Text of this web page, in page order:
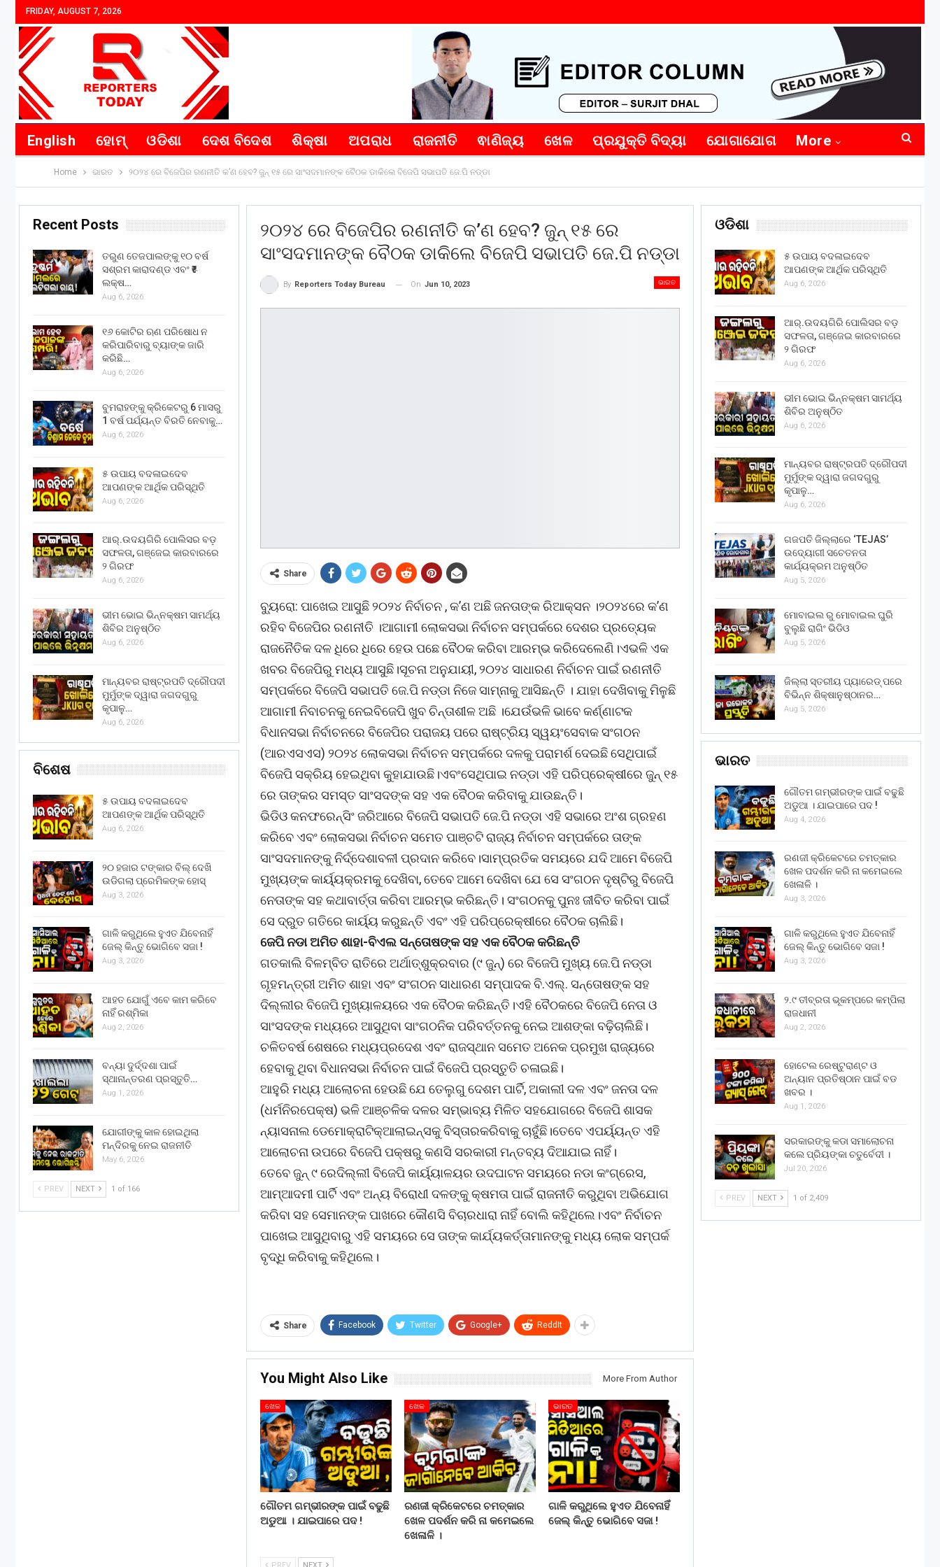
FRIDAY, AUGUST 7, 2026
English ହୋମ୍ ଓଡିଶା ଦେଶ ବିଦେଶ ଶିକ୍ଷା ଅପରାଧ ରାଜନୀତି ଵାଣିଜ୍ୟ ଖେଳ ପ୍ରଯୁକ୍ତି ବିଦ୍ୟା ଯୋଗାଯୋଗ More
Home ଭାରତ ୨୦୨୪ ରେ ବିଜେପିର ରଣନୀତି କ’ଣ ହେବ? ଜୁନ୍ ୧୫ ରେ ସାଂସଦମାନଙ୍କ ବୈଠକ ଡାକିଲେ ବିଜେପି ସଭାପତି ଜେ.ପି ନଡ୍ଡା
୨୦୨୪ ରେ ବିଜେପିର ରଣନୀତି କ’ଣ ହେବ? ଜୁନ୍ ୧୫ ରେ
ସାଂସଦମାନଙ୍କ ବୈଠକ ଡାକିଲେ ବିଜେପି ସଭାପତି ଜେ.ପି ନଡ୍ଡା
ଭାରତ
By Reporters Today Bureau On Jun 10, 2023
Share
ବ୍ୟୁରୋ: ପାଖେଇ ଆସୁଛି ୨୦୨୪ ନିର୍ବାଚନ , କ’ଣ ଅଛି ଜନତାଙ୍କ ରିଆକ୍ସନ ।୨୦୨୪ରେ କ’ଣ
ରହିବ ବିଜେପିର ରଣନୀତି ।ଆଗାମୀ ଲୋକସଭା ନିର୍ବାଚନ ସମ୍ପର୍କରେ ଦେଶର ପ୍ରତ୍ୟେକ
ରାଜନୈତିକ ଦଳ ଧିରେ ଧିରେ ହେଉ ପଛେ ବୈଠକ କରିବା ଆରମ୍ଭ କରିଦେଲେଣି।ଏଭଳି ଏକ
ଖବର ବିଜେପିରୁ ମଧ୍ୟ ଆସୁଛି।ସୂଚନା ଅନୁଯାୟୀ, ୨୦୨୪ ସାଧାରଣ ନିର୍ବାଚନ ପାଇଁ ରଣନୀତି
ସମ୍ପର୍କରେ ବିଜେପି ସଭାପତି ଜେ.ପି ନଡ୍ଡା ନିଜେ ସାମ୍ନାକୁ ଆସିଛନ୍ତି । ଯାହା ଦେଖିବାକୁ ମିଳୁଛି
ଆଗାମୀ ନିବାଚନକୁ ନେଇବିଜେପି ଖୁବ ଚିନ୍ତାଶୀଳ ଅଛି ।ଯେଉଁଭଳି ଭାବେ କର୍ଣ୍ଣାଟକ
ବିଧାନସଭା ନିର୍ବାଚନରେ ବିଜେପିର ପରାଜୟ ପରେ ରାଷ୍ଟ୍ରିୟ ସ୍ୱୟଂସେବାକ ସଂଗଠନ
(ଆରଏସଏସ) ୨୦୨୪ ଲୋକସଭା ନିର୍ବାଚନ ସମ୍ପର୍କରେ ଦଳକୁ ପରାମର୍ଶ ଦେଇଛି ସେଥିପାଇଁ
ବିଜେପି ସକ୍ରିୟ ହେଇଥିବା କୁହାଯାଉଛି।ଏବଂସେଥିପାଇ ନଡ୍ଡା ଏହି ପରିପ୍ରେକ୍ଷୀରେ ଜୁନ୍ ୧୫
ରେ ତାଙ୍କର ସମସ୍ତ ସାଂସଦଙ୍କ ସହ ଏକ ବୈଠକ କରିବାକୁ ଯାଉଛନ୍ତି।
ଭିଡିଓ କନଫରେନ୍ସିଂ ଜରିଆରେ ବିଜେପି ସଭାପତି ଜେ.ପି ନଡ୍ଡା ଏହି ସଭାରେ ଅଂଶ ଗ୍ରହଣ
କରିବେ ଏବଂ ଲୋକସଭା ନିର୍ବାଚନ ସମେତ ପାଞ୍ଚଟି ରାଜ୍ୟ ନିର୍ବାଚନ ସମ୍ପର୍କରେ ତାଙ୍କ
ସାଂସଦମାନଙ୍କୁ ନିର୍ଦ୍ଦେଶାବଳୀ ପ୍ରଦାନ କରିବେ।ସାମ୍ପ୍ରତିକ ସମୟରେ ଯଦି ଆମେ ବିଜେପି
ମୁଖ୍ୟଙ୍କ କାର୍ୟ୍ୟକ୍ରମକୁ ଦେଖିବା, ତେବେ ଆମେ ଦେଖିବା ଯେ ସେ ସଂଗଠନ ଦୃଷ୍ଟିରୁ ବିଜେପି
ନେତାଙ୍କ ସହ କଥାବାର୍ତ୍ତା କରିବା ଆରମ୍ଭ କରିଛନ୍ତି। ସଂଗଠନକୁ ପୁନଃ ଜୀବିତ କରିବା ପାଇଁ
ସେ ଦ୍ରୁତ ଗତିରେ କାର୍ୟ୍ୟ କରୁଛନ୍ତି ଏବଂ ଏହି ପରିପ୍ରେକ୍ଷୀରେ ବୈଠକ ଚାଲିଛି।
ଜେପି ନଡା ଅମିତ ଶାହା-ବିଏଲ ସନ୍ତୋଷଙ୍କ ସହ ଏକ ବୈଠକ କରିଛନ୍ତି
ଗତକାଲି ବିଳମ୍ବିତ ରାତିରେ ଅର୍ଥାତ୍ଶୁକ୍ରବାର (୯ ଜୁନ୍) ରେ ବିଜେପି ମୁଖ୍ୟ ଜେ.ପି ନଡ୍ଡା
ଗୃହମନ୍ତ୍ରୀ ଅମିତ ଶାହା ଏବଂ ସଂଗଠନ ସାଧାରଣ ସମ୍ପାଦକ ବି.ଏଲ୍. ସନ୍ତୋଷଙ୍କ ସହ
ଦିଲ୍ଲୀର ବିଜେପି ମୁଖ୍ୟାଳୟରେ ଏକ ବୈଠକ କରିଛନ୍ତି।ଏହି ବୈଠକରେ ବିଜେପି ନେତା ଓ
ସାଂସଦଙ୍କ ମଧ୍ୟରେ ଆସୁଥିବା ସାଂଗଠନିକ ପରିବର୍ତ୍ତନକୁ ନେଇ ଆଶଙ୍କା ବଢ଼ିଚାଲିଛି।
ଚଳିତବର୍ଷ ଶେଷରେ ମଧ୍ୟପ୍ରଦେଶ ଏବଂ ରାଜସ୍ଥାନ ସମେତ ଅନେକ ପ୍ରମୁଖ ରାଜ୍ୟରେ
ହେବାକୁ ଥିବା ବିଧାନସଭା ନିର୍ବାଚନ ପାଇଁ ବିଜେପି ପ୍ରସ୍ତୁତି ଚଳାଇଛି।
ଆହୁରି ମଧ୍ୟ ଆଲୋଚନା ହେଉଛି ଯେ ତେଲୁଗୁ ଦେଶମ ପାର୍ଟି, ଅକାଲୀ ଦଳ ଏବଂ ଜନତା ଦଳ
(ଧର୍ମନିରପେକ୍ଷ) ଭଳି ଆଞ୍ଚଳିକ ଦଳର ସମ୍ଭାବ୍ୟ ମିଳିତ ସହଯୋଗରେ ବିଜେପି ଶାସକ
ନ୍ୟାସନାଲ ଡେମୋକ୍ରାଟିକ୍ଆଲାଇନ୍ସକୁ ବିସ୍ତାରକରିବାକୁ ଚାହୁଁଛି।ତେବେ ଏପର୍ୟ୍ୟନ୍ତ ଏହି
ଆଲୋଚନା ଉପରେ ବିଜେପି ପକ୍ଷରୁ କଣସି ସରକାରୀ ମନ୍ତବ୍ୟ ଦିଆଯାଇ ନାହିଁ।
ତେବେ ଜୁନ୍ ୯ ରେଦିଲ୍ଲୀ ବିଜେପି କାର୍ୟ୍ୟାଳୟର ଉଦଘାଟନ ସମୟରେ ନଡା କଂଗ୍ରେସ,
ଆମ୍ଆଦମୀ ପାର୍ଟି ଏବଂ ଅନ୍ୟ ବିରୋଧୀ ଦଳଙ୍କୁ କ୍ଷମତା ପାଇଁ ରାଜନୀତି କରୁଥିବା ଅଭିଯୋଗ
କରିବା ସହ ସେମାନଙ୍କ ପାଖରେ କୌଣସି ବିଚାରଧାରା ନାହିଁ ବୋଲି କହିଥିଲେ।ଏବଂ ନିର୍ବାଚନ
ପାଖେଇ ଆସୁଥିବାରୁ ଏହି ସମୟରେ ସେ ତାଙ୍କ କାର୍ଯ୍ୟକର୍ତ୍ତାମାନଙ୍କୁ ମଧ୍ୟ ଲୋକ ସମ୍ପର୍କ
ବୃଦ୍ଧି କରିବାକୁ କହିଥିଲେ।
Share Facebook Twitter Google+ ReddIt
You Might Also Like More From Author
ଖେଳ
ଗୌତମ ଗମ୍ଭୀରଙ୍କ ପାଇଁ ବଢୁଛି
ଅଡୁଆ । ଯାଇପାରେ ପଦ !
ଖେଳ
ରଣଜୀ କ୍ରିକେଟରେ ଚମତ୍କାର
ଖେଳ ପଦର୍ଶନ କରି ନା କମେଇଲେ
ଖେଳାଳି ।
ଭାରତ
ଗାଳି କରୁଥିଲେ ହୁଏତ ଯିବେନାହିଁ
ଜେଲ୍ କିନ୍ତୁ ଭୋଗିବେ ସଜା !
PREV NEXT
ଓଡିଶା
୫ ଉପାୟ ବଦଳାଇଦେବ
ଆପଣଙ୍କ ଆର୍ଥିକ ପରିସ୍ଥିତି
Aug 6, 2026
ଆର୍.ଉଦୟଗିରି ପୋଲିସର ବଡ଼
ସଫଳତା, ଗଞ୍ଜେଇ କାରବାରରେ
୨ ଗିରଫ
Aug 6, 2026
ଭୀମ ଭୋଇ ଭିନ୍ନକ୍ଷମ ସାମର୍ଥ୍ୟ
ଶିବିର ଅନୁଷ୍ଠିତ
Aug 6, 2026
ମାନ୍ୟବର ରାଷ୍ଟ୍ରପତି ଦ୍ରୌପଦୀ
ମୁର୍ମୁଙ୍କ ଦ୍ୱାରା ଜଗଦଗୁରୁ
କୃପାଳୁ…
Aug 6, 2026
ଗଜପତି ଜିଲ୍ଲାରେ ‘TEJAS’
ଉଦ୍ୟୋଗୀ ସଚେତନତା
କାର୍ଯ୍ୟକ୍ରମ ଅନୁଷ୍ଠିତ
Aug 5, 2026
ମୋବାଇଲ ରୁ ମୋବାଇଲ ଘୁରି
ବୁଲୁଛି ରାଗିଂ ଭିଡିଓ
Aug 5, 2026
ଜିଲ୍ଲା ସ୍ତରୀୟ ପ୍ୟାରେଡ୍ ପରେ
ବିଭିନ୍ନ ଶିକ୍ଷାନୁଷ୍ଠାନର…
Aug 5, 2026
ଭାରତ
ଗୌତମ ଗମ୍ଭୀରଙ୍କ ପାଇଁ ବଢୁଛି
ଅଡୁଆ । ଯାଇପାରେ ପଦ !
Aug 4, 2026
ରଣଜୀ କ୍ରିକେଟରେ ଚମତ୍କାର
ଖେଳ ପଦର୍ଶନ କରି ନା କମେଇଲେ
ଖେଳାଳି ।
Aug 3, 2026
ଗାଳି କରୁଥିଲେ ହୁଏତ ଯିବେନାହିଁ
ଜେଲ୍ କିନ୍ତୁ ଭୋଗିବେ ସଜା !
Aug 3, 2026
୨.୯ ତୀବ୍ରତା ଭୂକମ୍ପରେ କମ୍ପିଲା
ରାଜଧାନୀ
Aug 2, 2026
ହୋଟେଲ ରେଷ୍ଟୁରାଣ୍ଟ ଓ
ଅନ୍ୟାନ ପ୍ରତିଷ୍ଠାନ ପାଇଁ ବଡ
ଖବର ।
Aug 1, 2026
ସରକାରଙ୍କୁ କଡା ସମାଲୋଚନା
କଲେ ପ୍ରିୟଙ୍କା ଚତୁର୍ବେଦୀ ।
Jul 20, 2026
PREV NEXT 1 of 2,409
Recent Posts
ତରୁଣ ତେଜପାଲଙ୍କୁ ୧୦ ବର୍ଷ
ସଶ୍ରମ କାରାଦଣ୍ଡ ଏବଂ ₹୫
ଲକ୍ଷ…
Aug 6, 2026
୧୬ କୋଟିର ଋଣ ପରିଷୋଧ ନ
କରିପାରିବାରୁ ବ୍ୟାଙ୍କ ଜାରି
କରିଛି…
Aug 6, 2026
ବୁମରାହଙ୍କୁ କ୍ରିକେଟରୁ 6 ମାସରୁ
1 ବର୍ଷ ପର୍ଯ୍ୟନ୍ତ ବିରତି ନେବାକୁ…
Aug 6, 2026
୫ ଉପାୟ ବଦଳାଇଦେବ
ଆପଣଙ୍କ ଆର୍ଥିକ ପରିସ୍ଥିତି
Aug 6, 2026
ଆର୍.ଉଦୟଗିରି ପୋଲିସର ବଡ଼
ସଫଳତା, ଗଞ୍ଜେଇ କାରବାରରେ
୨ ଗିରଫ
Aug 6, 2026
ଭୀମ ଭୋଇ ଭିନ୍ନକ୍ଷମ ସାମର୍ଥ୍ୟ
ଶିବିର ଅନୁଷ୍ଠିତ
Aug 6, 2026
ମାନ୍ୟବର ରାଷ୍ଟ୍ରପତି ଦ୍ରୌପଦୀ
ମୁର୍ମୁଙ୍କ ଦ୍ୱାରା ଜଗଦଗୁରୁ
କୃପାଳୁ…
Aug 6, 2026
ବିଶେଷ
୫ ଉପାୟ ବଦଳାଇଦେବ
ଆପଣଙ୍କ ଆର୍ଥିକ ପରିସ୍ଥିତି
Aug 6, 2026
୨୦ ହଜାର ଟଙ୍କାର ବିଲ୍ ଦେଖି
ଉଡିଗଲା ପ୍ରେମିକଙ୍କ ହୋସ୍
Aug 3, 2026
ଗାଳି କରୁଥିଲେ ହୁଏତ ଯିବେନାହିଁ
ଜେଲ୍ କିନ୍ତୁ ଭୋଗିବେ ସଜା !
Aug 3, 2026
ଆହତ ଯୋଗୁଁ ଏବେ କାମ କରିବେ
ନାହିଁ ରଶ୍ମିକା
Aug 2, 2026
ବନ୍ୟା ଦୁର୍ଦ୍ଦଶା ପାଇଁ
ସ୍ଥାନାନ୍ତରଣ ପ୍ରସ୍ତୁତି…
Aug 1, 2026
ଯୋଗୀଙ୍କୁ କାଳ ହୋଇଥିଲା
ମନ୍ଦିରକୁ ନେଇ ରାଜନୀତି
May 6, 2026
PREV NEXT 1 of 166